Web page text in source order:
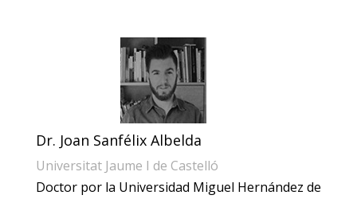
Dr. Joan Sanfélix Albelda
Universitat Jaume I de Castelló
Doctor por la Universidad Miguel Hernández de